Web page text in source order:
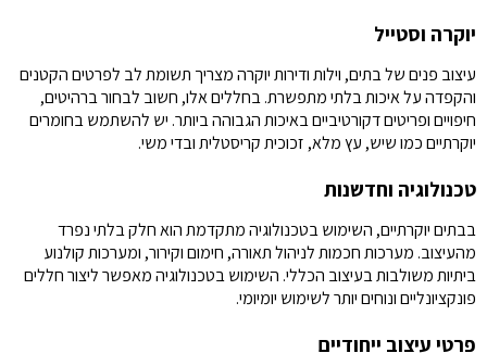
יוקרה וסטייל
עיצוב פנים של בתים, וילות ודירות יוקרה מצריך תשומת לב לפרטים הקטנים
והקפדה על איכות בלתי מתפשרת. בחללים אלו, חשוב לבחור ברהיטים,
חיפויים ופריטים דקורטיביים באיכות הגבוהה ביותר. יש להשתמש בחומרים
יוקרתיים כמו שיש, עץ מלא, זכוכית קריסטלית ובדי משי.
טכנולוגיה וחדשנות
בבתים יוקרתיים, השימוש בטכנולוגיה מתקדמת הוא חלק בלתי נפרד
מהעיצוב. מערכות חכמות לניהול תאורה, חימום וקירור, ומערכות קולנוע
ביתיות משולבות בעיצוב הכללי. השימוש בטכנולוגיה מאפשר ליצור חללים
פונקציונליים ונוחים יותר לשימוש יומיומי.
פרטי עיצוב ייחודיים